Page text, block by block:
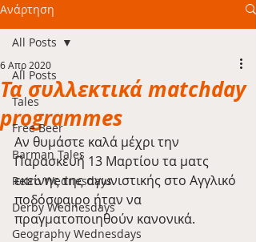
Ανάρτηση
All Posts
Tales
Free Beer
Barman Tales
Retro Wednesdays
Derby Wednesdays
Geography Wednesdays
All Posts
Τα συλλεκτικά matchday
programmes
6 Απρ 2020
Αν θυμάστε καλά μέχρι την
Παρασκευή 13 Μαρτίου τα ματς
εκείνης της αγωνιστικής στο Αγγλικό
ποδόσφαιρο ήταν να
πραγματοποιηθούν κανονικά.